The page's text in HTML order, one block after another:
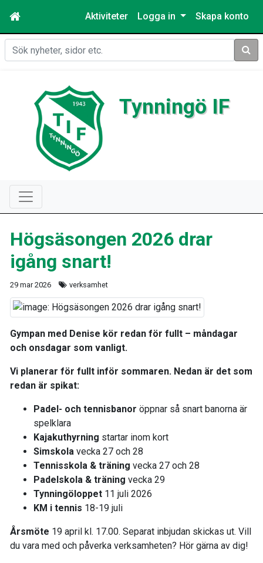
Aktiviteter Logga in Skapa konto
Sök
Tynningö IF
Högsäsongen 2026 drar
igång snart!
29 mar 2026 verksamhet
Gympan med Denise kör redan för fullt – måndagar
och onsdagar som vanligt.
Vi planerar för fullt inför sommaren. Nedan är det som
redan är spikat:
Padel- och tennisbanor öppnar så snart banorna är
spelklara
Kajakuthyrning startar inom kort
Simskola vecka 27 och 28
Tennisskola & träning vecka 27 och 28
Padelskola & träning vecka 29
Tynningöloppet 11 juli 2026
KM i tennis 18-19 juli
Årsmöte 19 april kl. 17.00. Separat inbjudan skickas ut. Vill
du vara med och påverka verksamheten? Hör gärna av dig!